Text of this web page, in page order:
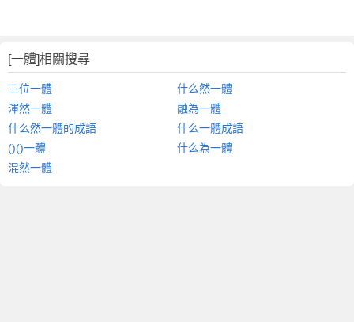
[一體]相關搜尋
三位一體
什么然一體
渾然一體
融為一體
什么然一體的成語
什么一體成語
()()一體
什么為一體
混然一體